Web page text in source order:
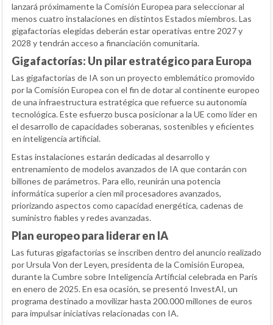
lanzará próximamente la Comisión Europea para seleccionar al
menos cuatro instalaciones en distintos Estados miembros. Las
gigafactorías elegidas deberán estar operativas entre 2027 y
2028 y tendrán acceso a financiación comunitaria.
Gigafactorías: Un pilar estratégico para Europa
Las gigafactorías de IA son un proyecto emblemático promovido
por la Comisión Europea con el fin de dotar al continente europeo
de una infraestructura estratégica que refuerce su autonomía
tecnológica. Este esfuerzo busca posicionar a la UE como líder en
el desarrollo de capacidades soberanas, sostenibles y eficientes
en inteligencia artificial.
Estas instalaciones estarán dedicadas al desarrollo y
entrenamiento de modelos avanzados de IA que contarán con
billones de parámetros. Para ello, reunirán una potencia
informática superior a cien mil procesadores avanzados,
priorizando aspectos como capacidad energética, cadenas de
suministro fiables y redes avanzadas.
Plan europeo para liderar en IA
Las futuras gigafactorías se inscriben dentro del anuncio realizado
por Ursula Von der Leyen, presidenta de la Comisión Europea,
durante la Cumbre sobre Inteligencia Artificial celebrada en París
en enero de 2025. En esa ocasión, se presentó InvestAI, un
programa destinado a movilizar hasta 200.000 millones de euros
para impulsar iniciativas relacionadas con IA.